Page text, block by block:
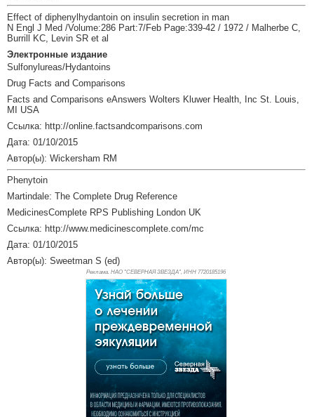
Effect of diphenylhydantoin on insulin secretion in man
N Engl J Med /Volume:286 Part:7/Feb Page:339-42 / 1972 / Malherbe C,
Burrill KC, Levin SR et al
Электронные издание
Sulfonylureas/Hydantoins
Drug Facts and Comparisons
Facts and Comparisons eAnswers Wolters Kluwer Health, Inc St. Louis,
MI USA
Ссылка: http://online.factsandcomparisons.com
Дата: 01/10/2015
Автор(ы): Wickersham RM
Phenytoin
Martindale: The Complete Drug Reference
MedicinesComplete RPS Publishing London UK
Ссылка: http://www.medicinescomplete.com/mc
Дата: 01/10/2015
Автор(ы): Sweetman S (ed)
Реклама. НАО "СЕВЕРНАЯ ЗВЕЗДА", ИНН 7720185196